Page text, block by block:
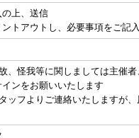
の上、送信
ントアウトし、必要事項をご記
、怪我等に関しましては主催
ンをお願いいたします
ッフよりご連絡いたしますが